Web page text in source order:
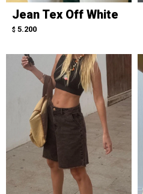
Jean Tex Off White
$ 5.200